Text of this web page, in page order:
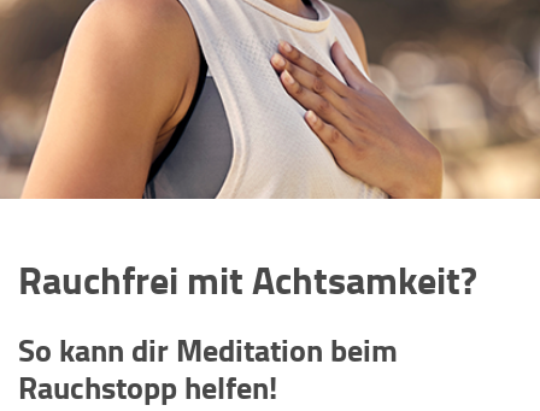
Rauchfrei mit Achtsamkeit?
So kann dir Meditation beim
Rauchstopp helfen!